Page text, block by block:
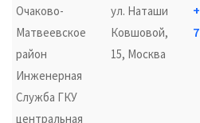
Очаково-
Матвеевское
район
Инженерная
Служба ГКУ
центральная
ул. Наташи
Ковшовой,
15, Москва